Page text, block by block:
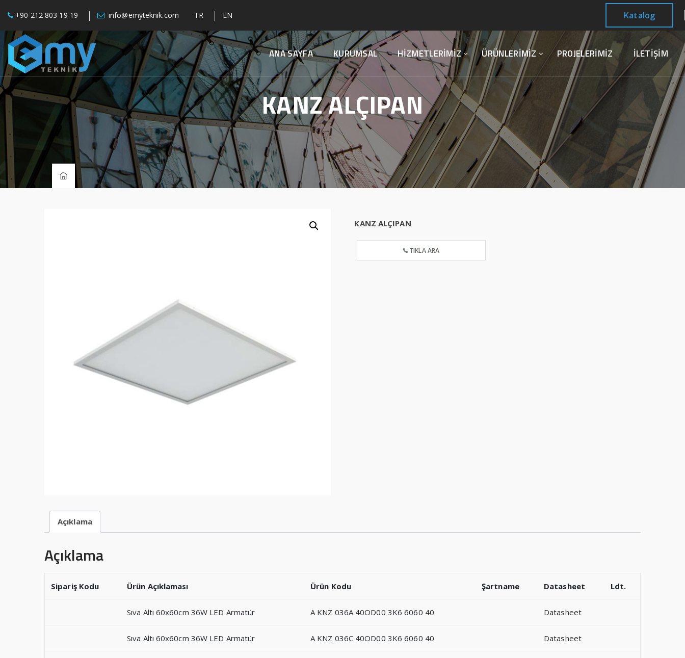
+90 212 803 19 19 info@emyteknik.com TR EN Katalog
ANA SAYFA KURUMSAL HİZMETLERİMİZ ÜRÜNLERİMİZ PROJELERİMİZ İLETİŞİM
KANZ ALÇIPAN
KANZ ALÇIPAN
TIKLA ARA
Açıklama
Açıklama
Sipariş Kodu Ürün Açıklaması Ürün Kodu Şartname Datasheet Ldt.
Sıva Altı 60x60cm 36W LED Armatür A KNZ 036A 40OD00 3K6 6060 40 Datasheet
Sıva Altı 60x60cm 36W LED Armatür A KNZ 036C 40OD00 3K6 6060 40 Datasheet